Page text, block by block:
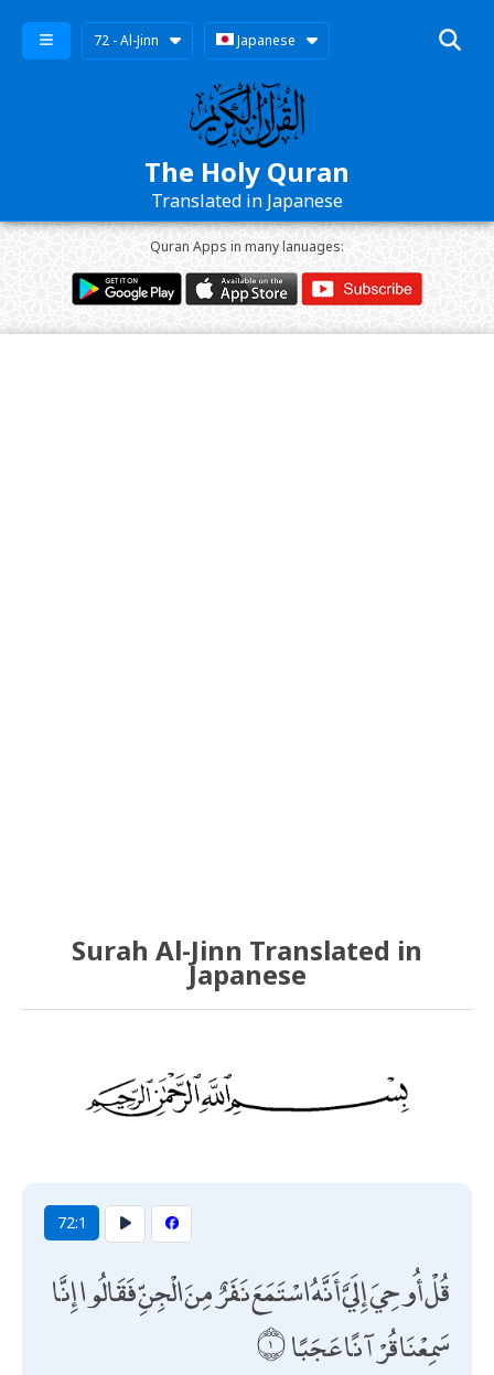
72 - Al-Jinn Japanese
The Holy Quran
Translated in Japanese
Quran Apps in many lanuages:
Surah Al-Jinn Translated in
Japanese
72:1
قُلْ أُوحِيَ إِلَيَّ أَنَّهُ اسْتَمَعَ نَفَرٌ مِنَ الْجِنِّ فَقَالُوا إِنَّا
سَمِعْنَا قُرْآنًا عَجَبًا